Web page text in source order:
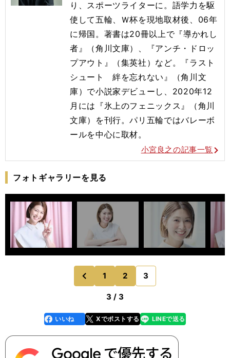
り、スポーツライターに。語学力を駆
使して五輪、Ｗ杯を現地取材後、06年
に帰国。著書は20冊以上で『導かれし
者』（角川文庫）、『アンチ・ドロッ
プアウト』（集英社）など。『ラスト
シュート 絆を忘れない』（角川文
庫）で小説家デビューし、2020年12
月には『氷上のフェニックス』（角川
文庫）を刊行。パリ五輪ではバレーボ
ールを中心に取材。
小宮良之の記事一覧
フォトギャラリーを見る
前
のページへ
1 2 3
3 / 3
faceboo
k
いいね Xでポストする
line LINEで送る